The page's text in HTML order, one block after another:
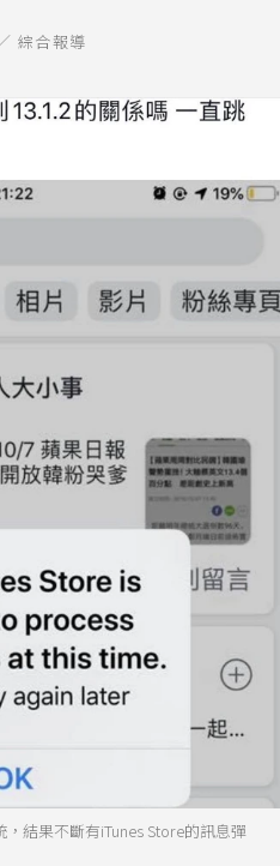
綜合報導
結果不斷有iTunes Store的訊息彈